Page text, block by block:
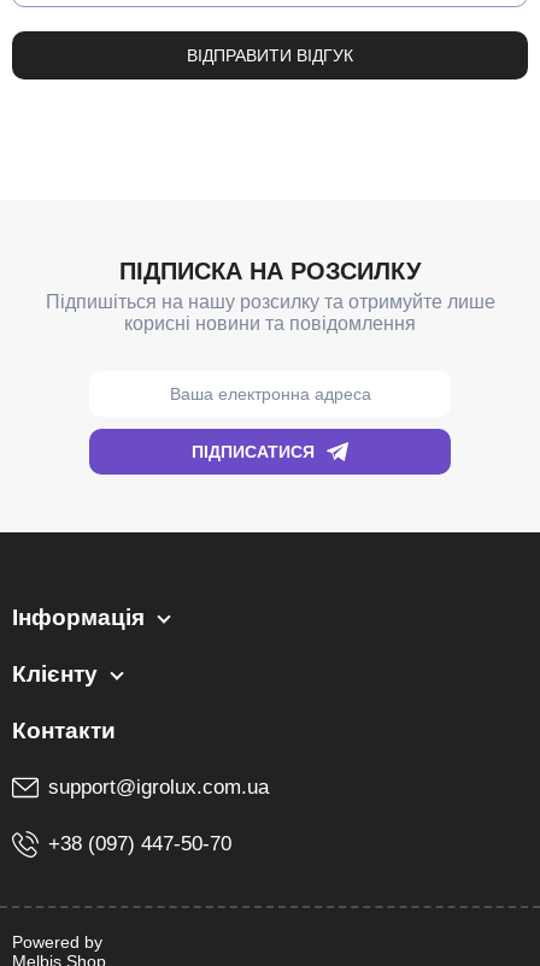
Інформація
Клієнту
support@igrolux.com.ua
+38 (097) 447-50-70
Powered by
Melbis Shop